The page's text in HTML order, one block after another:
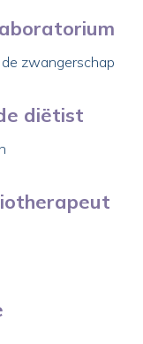
zwangerschap
diëtist